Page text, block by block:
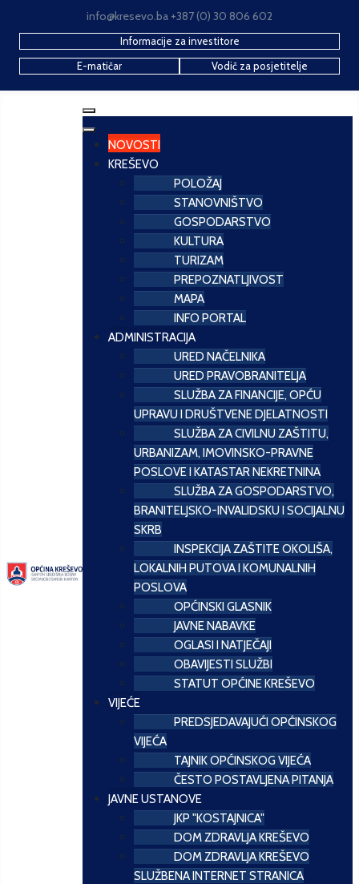
info@kresevo.ba +387 (0) 30 806 602
Informacije za investitore
E-matičar
Vodič za posjetitelje
NOVOSTI
KREŠEVO
POLOŽAJ
STANOVNIŠTVO
GOSPODARSTVO
KULTURA
TURIZAM
PREPOZNATLJIVOST
MAPA
INFO PORTAL
ADMINISTRACIJA
URED NAČELNIKA
URED PRAVOBRANITELJA
SLUŽBA ZA FINANCIJE, OPĆU
UPRAVU I DRUŠTVENE DJELATNOSTI
SLUŽBA ZA CIVILNU ZAŠTITU,
URBANIZAM, IMOVINSKO-PRAVNE
POSLOVE I KATASTAR NEKRETNINA
SLUŽBA ZA GOSPODARSTVO,
BRANITELJSKO-INVALIDSKU I SOCIJALNU
SKRB
INSPEKCIJA ZAŠTITE OKOLIŠA,
LOKALNIH PUTOVA I KOMUNALNIH
POSLOVA
OPĆINSKI GLASNIK
JAVNE NABAVKE
OGLASI I NATJEČAJI
OBAVIJESTI SLUŽBI
STATUT OPĆINE KREŠEVO
VIJEĆE
PREDSJEDAVAJUĆI OPĆINSKOG
VIJEĆA
TAJNIK OPĆINSKOG VIJEĆA
ČESTO POSTAVLJENA PITANJA
JAVNE USTANOVE
JKP "KOSTAJNICA"
DOM ZDRAVLJA KREŠEVO
DOM ZDRAVLJA KREŠEVO
SLUŽBENA INTERNET STRANICA